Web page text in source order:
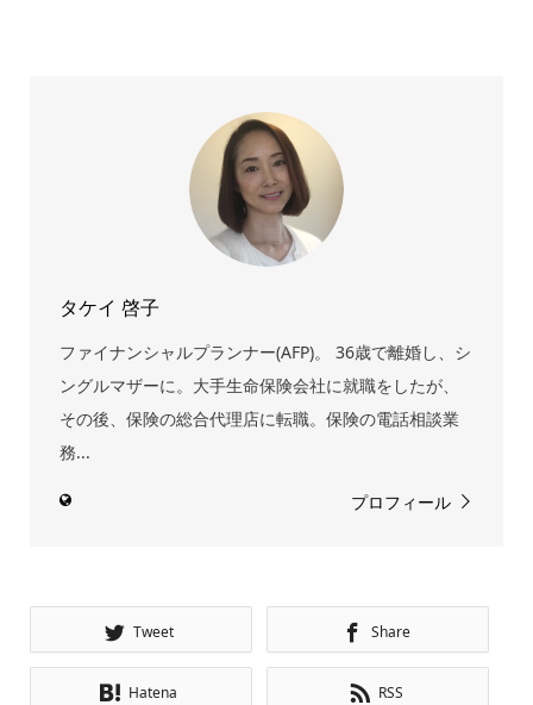
タケイ 啓子
ファイナンシャルプランナー(AFP)。 36歳で離婚し、シ
ングルマザーに。大手生命保険会社に就職をしたが、
その後、保険の総合代理店に転職。保険の電話相談業
務...
プロフィール
Tweet Share
Hatena RSS